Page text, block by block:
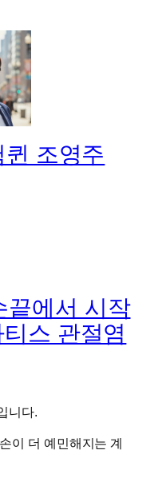
조영주
끝에서 시작
스 관절염
니다.
이 더 예민해지는 계